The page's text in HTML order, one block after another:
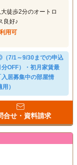
徒歩2分のオートロ
良好♪
用可
7/1～9/30までの申込
OFF）・初月家賃最
居募集中の部屋情
）
合せ・資料請求